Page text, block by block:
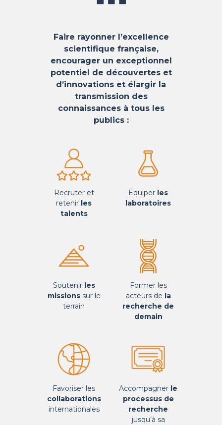
Faire rayonner l’excellence
scientifique française,
encourager un exceptionnel
potentiel de découvertes et
d’innovations et élargir la
transmission des
connaissances à tous les
publics :
Recruter et
retenir les
talents
Equiper les
laboratoires
Soutenir les
missionssur le
terrain
Former les
acteurs de la
recherche de
demain
Favoriser les
collaborations
internationales
Accompagner le
processus de
recherche
jusqu’à sa